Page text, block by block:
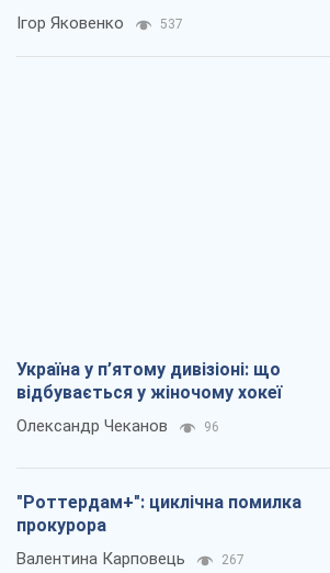
Ігор Яковенко 537
Україна у п’ятому дивізіоні: що
відбувається у жіночому хокеї
Олександр Чеканов 96
"Роттердам+": циклічна помилка
прокурора
Валентина Карповець 267